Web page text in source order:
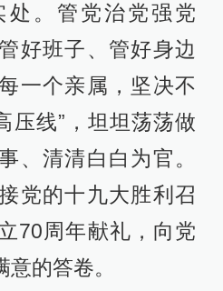
。管党治党强党
好班子、管好身边
一个亲属，坚决不
压线”，坦坦荡荡做
、清清白白为官。
党的十九大胜利召
70周年献礼，向党
的答卷。